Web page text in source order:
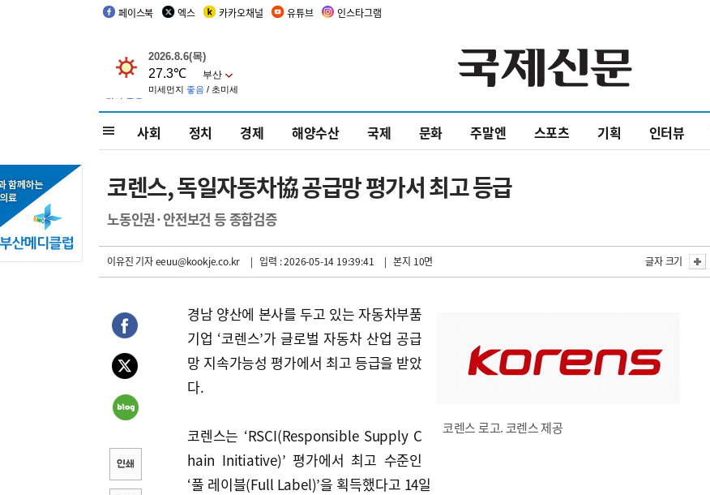
페이스북 엑스 카카오채널 유튜브 인스타그램
사회 정치 경제 해양수산 국제 문화 주말엔 스포츠 기획 인터뷰
코렌스, 독일자동차協 공급망 평가서 최고 등급
노동인권·안전보건 등 종합검증
이유진 기자eeuu@kookje.co.kr | 입력 : 2026-05-14 19:39:41 | 본지 10면 글자 크기
코렌스 로고. 코렌스 제공
경남 양산에 본사를 두고 있는 자동차부품
기업 ‘코렌스’가 글로벌 자동차 산업 공급
망 지속가능성 평가에서 최고 등급을 받았
다.
코렌스는 ‘RSCI(Responsible Supply C
hain Initiative)’ 평가에서 최고 수준인
‘풀 레이블(Full Label)’을 획득했다고 14일